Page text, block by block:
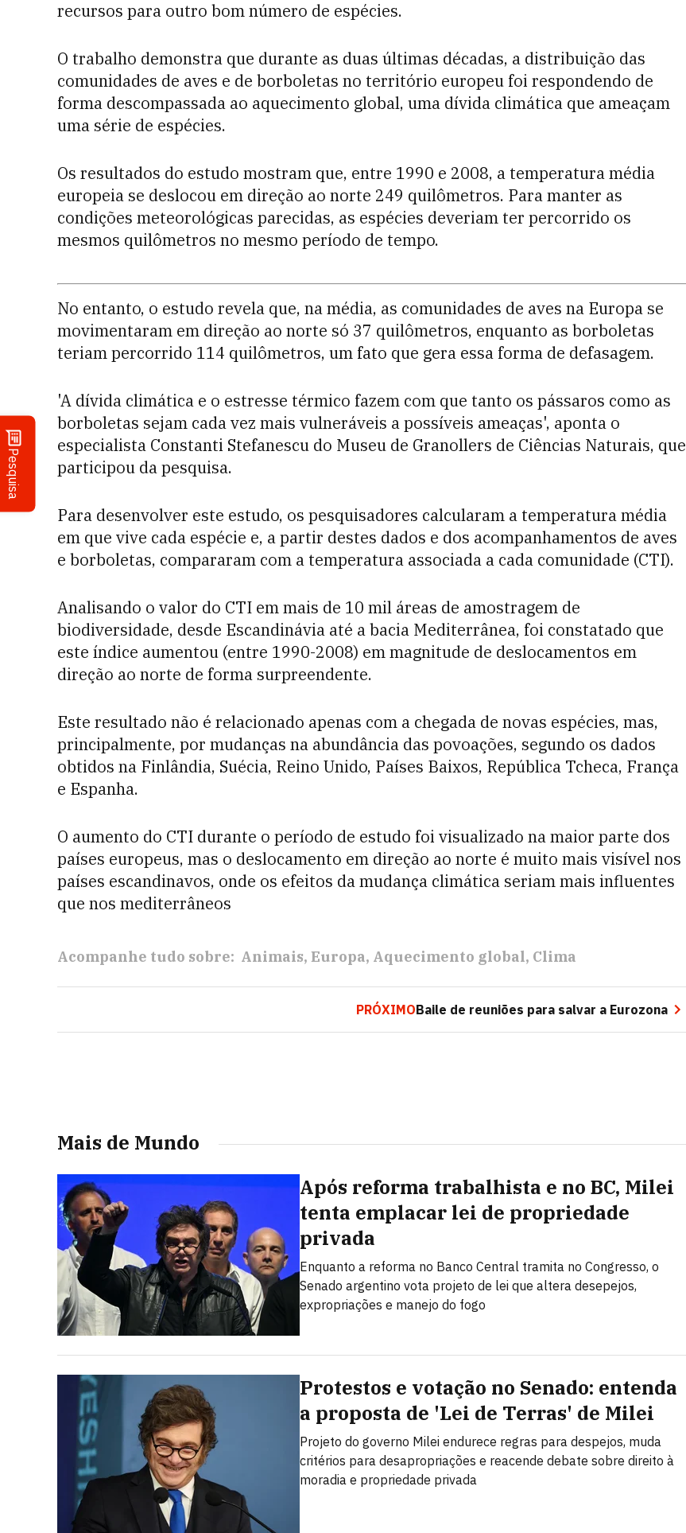
Pesquisa
recursos para outro bom número de espécies.
O trabalho demonstra que durante as duas últimas décadas, a distribuição das
comunidades de aves e de borboletas no território europeu foi respondendo de
forma descompassada ao aquecimento global, uma dívida climática que ameaçam
uma série de espécies.
Os resultados do estudo mostram que, entre 1990 e 2008, a temperatura média
europeia se deslocou em direção ao norte 249 quilômetros. Para manter as
condições meteorológicas parecidas, as espécies deveriam ter percorrido os
mesmos quilômetros no mesmo período de tempo.
No entanto, o estudo revela que, na média, as comunidades de aves na Europa se
movimentaram em direção ao norte só 37 quilômetros, enquanto as borboletas
teriam percorrido 114 quilômetros, um fato que gera essa forma de defasagem.
'A dívida climática e o estresse térmico fazem com que tanto os pássaros como as
borboletas sejam cada vez mais vulneráveis a possíveis ameaças', aponta o
especialista Constanti Stefanescu do Museu de Granollers de Ciências Naturais, que
participou da pesquisa.
Para desenvolver este estudo, os pesquisadores calcularam a temperatura média
em que vive cada espécie e, a partir destes dados e dos acompanhamentos de aves
e borboletas, compararam com a temperatura associada a cada comunidade (CTI).
Analisando o valor do CTI em mais de 10 mil áreas de amostragem de
biodiversidade, desde Escandinávia até a bacia Mediterrânea, foi constatado que
este índice aumentou (entre 1990-2008) em magnitude de deslocamentos em
direção ao norte de forma surpreendente.
Este resultado não é relacionado apenas com a chegada de novas espécies, mas,
principalmente, por mudanças na abundância das povoações, segundo os dados
obtidos na Finlândia, Suécia, Reino Unido, Países Baixos, República Tcheca, França
e Espanha.
O aumento do CTI durante o período de estudo foi visualizado na maior parte dos
países europeus, mas o deslocamento em direção ao norte é muito mais visível nos
países escandinavos, onde os efeitos da mudança climática seriam mais influentes
que nos mediterrâneos
Acompanhe tudo sobre: Animais Europa Aquecimento global Clima
PRÓXIMOBaile de reuniões para salvar a Eurozona
Mais de Mundo
Após reforma trabalhista e no BC, Milei
tenta emplacar lei de propriedade
privada
Enquanto a reforma no Banco Central tramita no Congresso, o
Senado argentino vota projeto de lei que altera desepejos,
expropriações e manejo do fogo
Protestos e votação no Senado: entenda
a proposta de 'Lei de Terras' de Milei
Projeto do governo Milei endurece regras para despejos, muda
critérios para desapropriações e reacende debate sobre direito à
moradia e propriedade privada